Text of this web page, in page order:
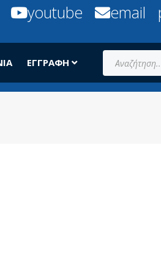
youtube email
ΕΓΓΡΑΦΉ Αναζήτηση...